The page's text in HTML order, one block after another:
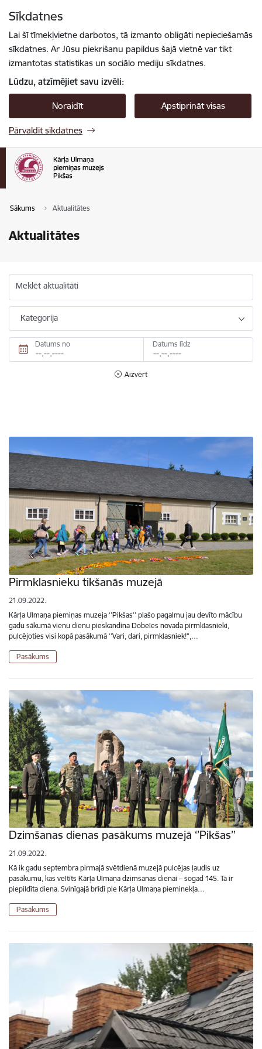
Sīkdatnes
Lai šī tīmekļvietne darbotos, tā izmanto obligāti nepieciešamās
sīkdatnes. Ar Jūsu piekrišanu papildus šajā vietnē var tikt
izmantotas statistikas un sociālo mediju sīkdatnes.
Lūdzu, atzīmējiet savu izvēli:
Noraidīt Apstiprināt visas
Pārvaldīt sīkdatnes
Sākums Aktualitātes
Aktualitātes
Meklēt aktualitāti
Kategorija
Datums no Datums līdz
Aizvērt
Pirmklasnieku tikšanās muzejā
21.09.2022.
Kārļa Ulmaņa piemiņas muzeja ‘’Pikšas’’ plašo pagalmu jau devīto mācību
gadu sākumā vienu dienu pieskandina Dobeles novada pirmklasnieki,
pulcējoties visi kopā pasākumā ‘’Vari, dari, pirmklasniek!”,…
Pasākums
Dzimšanas dienas pasākums muzejā ‘’Pikšas’’
21.09.2022.
Kā ik gadu septembra pirmajā svētdienā muzejā pulcējas ļaudis uz
pasākumu, kas veltīts Kārļa Ulmaņa dzimšanas dienai – šogad 145. Tā ir
piepildīta diena. Svinīgajā brīdī pie Kārļa Ulmaņa pieminekļa…
Pasākums